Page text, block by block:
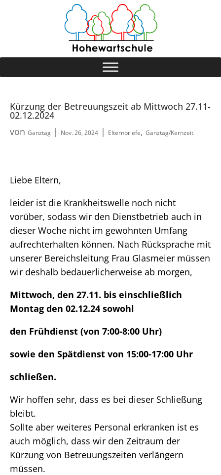
Kürzung der Betreuungszeit ab Mittwoch 27.11-
02.12.2024
von Ganztag | Nov. 26, 2024 | Elternbriefe, Ganztag/Kernzeit
Liebe Eltern,
leider ist die Krankheitswelle noch nicht
vorüber, sodass wir den Dienstbetrieb auch in
dieser Woche nicht im gewohnten Umfang
aufrechterhalten können. Nach Rücksprache mit
unserer Bereichsleitung Frau Glasmeier müssen
wir deshalb bedauerlicherweise ab morgen,
Mittwoch, den 27.11. bis einschließlich
Montag den 02.12.24 sowohl
den Frühdienst (von 7:00-8:00 Uhr)
sowie den Spätdienst von 15:00-17:00 Uhr
schließen.
Wir hoffen sehr, dass es bei dieser Schließung
bleibt.
Sollte aber weiteres Personal erkranken ist es
auch möglich, dass wir den Zeitraum der
Kürzung von Betreuungszeiten verlängern
müssen.